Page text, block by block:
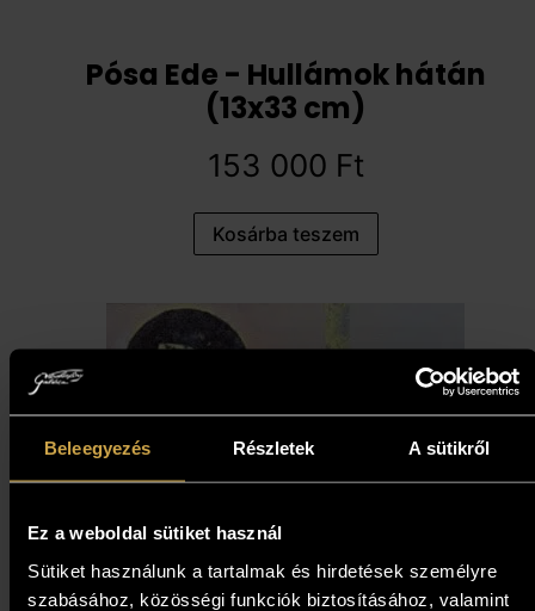
Beleegyezés Részletek A sütikről
Ez a weboldal sütiket használ
Sütiket használunk a tartalmak és hirdetések személyre
szabásához, közösségi funkciók biztosításához, valamint
Pósa Ede - Hullámok hátán
(13x33 cm)
153 000 Ft
Kosárba teszem